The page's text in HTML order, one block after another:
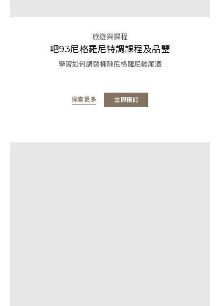
旅遊與課程
吧93尼格羅尼特調課程及品鑒
學習如何調製桶陳尼格羅尼雞尾酒
探索更多 立即預訂